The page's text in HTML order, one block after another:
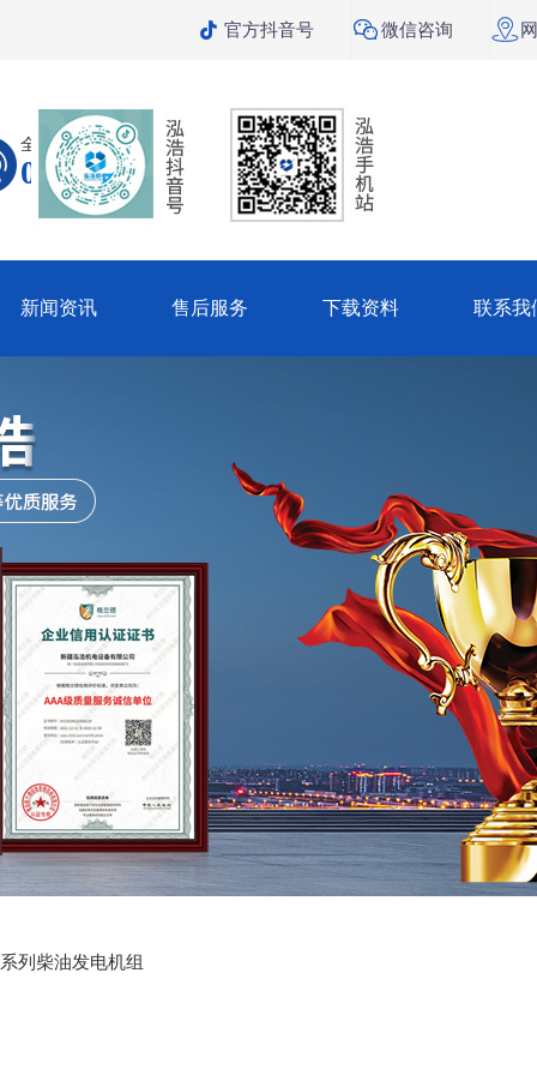
 官方抖音号 微信咨询 
全国咨询热线
099-1318-5600
新闻资讯 售后服务 下载资料 联系我
列柴油发电机组